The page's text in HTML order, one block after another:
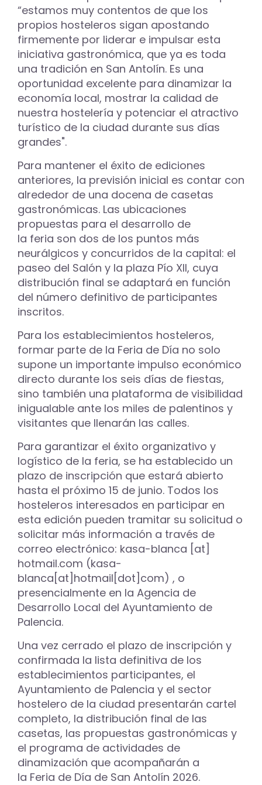
“estamos muy contentos de que los
propios hosteleros sigan apostando
firmemente por liderar e impulsar esta
iniciativa gastronómica, que ya es toda
una tradición en San Antolín. Es una
oportunidad excelente para dinamizar la
economía local, mostrar la calidad de
nuestra hostelería y potenciar el atractivo
turístico de la ciudad durante sus días
grandes".
Para mantener el éxito de ediciones
anteriores, la previsión inicial es contar con
alrededor de una docena de casetas
gastronómicas. Las ubicaciones
propuestas para el desarrollo de
la feria son dos de los puntos más
neurálgicos y concurridos de la capital: el
paseo del Salón y la plaza Pío XII, cuya
distribución final se adaptará en función
del número definitivo de participantes
inscritos.
Para los establecimientos hosteleros,
formar parte de la Feria de Día no solo
supone un importante impulso económico
directo durante los seis días de fiestas,
sino también una plataforma de visibilidad
inigualable ante los miles de palentinos y
visitantes que llenarán las calles.
Para garantizar el éxito organizativo y
logístico de la feria, se ha establecido un
plazo de inscripción que estará abierto
hasta el próximo 15 de junio. Todos los
hosteleros interesados en participar en
esta edición pueden tramitar su solicitud o
solicitar más información a través de
correo electrónico: kasa-blanca [at]
hotmail.com (kasa-
blanca[at]hotmail[dot]com) , o
presencialmente en la Agencia de
Desarrollo Local del Ayuntamiento de
Palencia.
Una vez cerrado el plazo de inscripción y
confirmada la lista definitiva de los
establecimientos participantes, el
Ayuntamiento de Palencia y el sector
hostelero de la ciudad presentarán cartel
completo, la distribución final de las
casetas, las propuestas gastronómicas y
el programa de actividades de
dinamización que acompañarán a
la Feria de Día de San Antolín 2026.